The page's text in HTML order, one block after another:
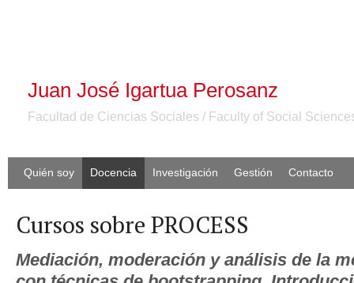
Juan José Igartua Perosanz
Facultad de Ciencias Sociales / Faculty of Social
Quién soy Docencia Investigación Gestión Contacto
Cursos sobre PROCESS
Mediación, moderación y análisis de la